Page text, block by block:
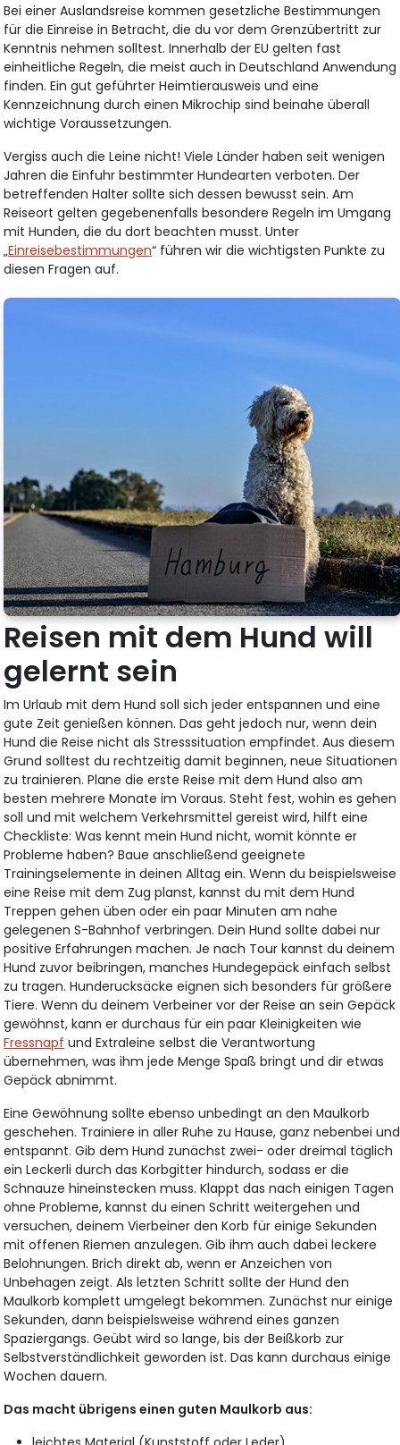
Bei einer Auslandsreise kommen gesetzliche Bestimmungen
für die Einreise in Betracht, die du vor dem Grenzübertritt zur
Kenntnis nehmen solltest. Innerhalb der EU gelten fast
einheitliche Regeln, die meist auch in Deutschland Anwendung
finden. Ein gut geführter Heimtierausweis und eine
Kennzeichnung durch einen Mikrochip sind beinahe überall
wichtige Voraussetzungen.
Vergiss auch die Leine nicht! Viele Länder haben seit wenigen
Jahren die Einfuhr bestimmter Hundearten verboten. Der
betreffenden Halter sollte sich dessen bewusst sein. Am
Reiseort gelten gegebenenfalls besondere Regeln im Umgang
mit Hunden, die du dort beachten musst. Unter
„Einreisebestimmungen“ führen wir die wichtigsten Punkte zu
diesen Fragen auf.
Reisen mit dem Hund will
gelernt sein
Im Urlaub mit dem Hund soll sich jeder entspannen und eine
gute Zeit genießen können. Das geht jedoch nur, wenn dein
Hund die Reise nicht als Stresssituation empfindet. Aus diesem
Grund solltest du rechtzeitig damit beginnen, neue Situationen
zu trainieren. Plane die erste Reise mit dem Hund also am
besten mehrere Monate im Voraus. Steht fest, wohin es gehen
soll und mit welchem Verkehrsmittel gereist wird, hilft eine
Checkliste: Was kennt mein Hund nicht, womit könnte er
Probleme haben? Baue anschließend geeignete
Trainingselemente in deinen Alltag ein. Wenn du beispielsweise
eine Reise mit dem Zug planst, kannst du mit dem Hund
Treppen gehen üben oder ein paar Minuten am nahe
gelegenen S-Bahnhof verbringen. Dein Hund sollte dabei nur
positive Erfahrungen machen. Je nach Tour kannst du deinem
Hund zuvor beibringen, manches Hundegepäck einfach selbst
zu tragen. Hunderucksäcke eignen sich besonders für größere
Tiere. Wenn du deinem Verbeiner vor der Reise an sein Gepäck
gewöhnst, kann er durchaus für ein paar Kleinigkeiten wie
Fressnapf und Extraleine selbst die Verantwortung
übernehmen, was ihm jede Menge Spaß bringt und dir etwas
Gepäck abnimmt.
Eine Gewöhnung sollte ebenso unbedingt an den Maulkorb
geschehen. Trainiere in aller Ruhe zu Hause, ganz nebenbei und
entspannt. Gib dem Hund zunächst zwei- oder dreimal täglich
ein Leckerli durch das Korbgitter hindurch, sodass er die
Schnauze hineinstecken muss. Klappt das nach einigen Tagen
ohne Probleme, kannst du einen Schritt weitergehen und
versuchen, deinem Vierbeiner den Korb für einige Sekunden
mit offenen Riemen anzulegen. Gib ihm auch dabei leckere
Belohnungen. Brich direkt ab, wenn er Anzeichen von
Unbehagen zeigt. Als letzten Schritt sollte der Hund den
Maulkorb komplett umgelegt bekommen. Zunächst nur einige
Sekunden, dann beispielsweise während eines ganzen
Spaziergangs. Geübt wird so lange, bis der Beißkorb zur
Selbstverständlichkeit geworden ist. Das kann durchaus einige
Wochen dauern.
Das macht übrigens einen guten Maulkorb aus: